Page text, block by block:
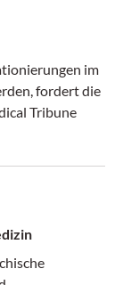
im
fordert die
Tribune